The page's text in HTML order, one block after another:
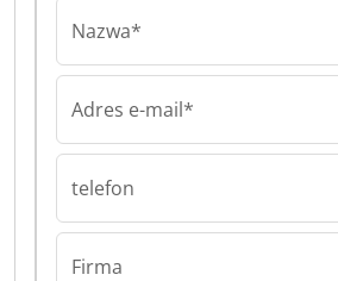
Nazwa*
Adres e-mail*
telefon
Firma